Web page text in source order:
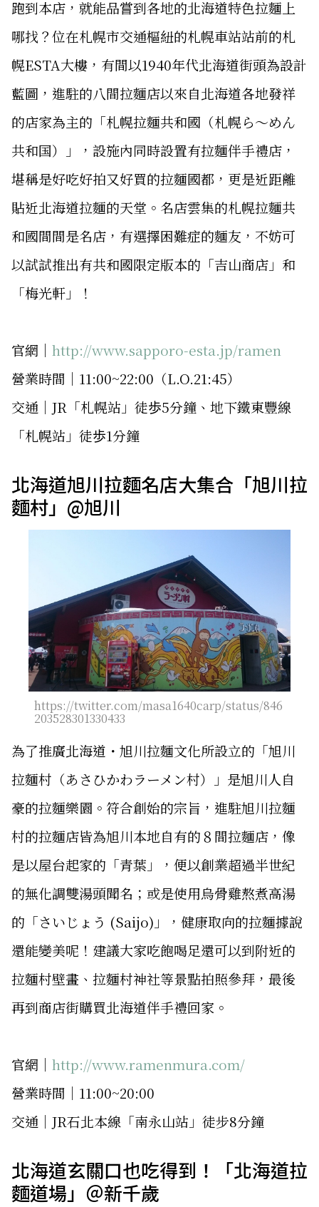
跑到本店，就能品嘗到各地的北海道特色拉麵上
哪找？位在札幌市交通樞紐的札幌車站站前的札
幌ESTA大樓，有間以1940年代北海道街頭為設計
藍圖，進駐的八間拉麵店以來自北海道各地發祥
的店家為主的「札幌拉麵共和國（札幌ら～めん
共和国）」，設施內同時設置有拉麵伴手禮店，
堪稱是好吃好拍又好買的拉麵國都，更是近距離
貼近北海道拉麵的天堂。名店雲集的札幌拉麵共
和國間間是名店，有選擇困難症的麵友，不妨可
以試試推出有共和國限定版本的「吉山商店」和
「梅光軒」！
官網｜ http://www.sapporo-esta.jp/ramen
營業時間｜11:00~22:00（L.O.21:45）
交通｜JR「札幌站」徒歩5分鐘、地下鐵東豐線
「札幌站」徒歩1分鐘
北海道旭川拉麵名店大集合「旭川拉
麵村」@旭川
https://twitter.com/masa1640carp/status/846
203528301330433
為了推廣北海道・旭川拉麵文化所設立的「旭川
拉麵村（あさひかわラーメン村）」是旭川人自
豪的拉麵樂園。符合創始的宗旨，進駐旭川拉麵
村的拉麵店皆為旭川本地自有的８間拉麵店，像
是以屋台起家的「青葉」，便以創業超過半世紀
的無化調雙湯頭聞名；或是使用烏骨雞熬煮高湯
的「さいじょう (Saijo)」，健康取向的拉麵據說
還能變美呢！建議大家吃飽喝足還可以到附近的
拉麵村壁畫、拉麵村神社等景點拍照參拜，最後
再到商店街購買北海道伴手禮回家。
官網｜ http://www.ramenmura.com/
營業時間｜11:00~20:00
交通｜JR石北本線「南永山站」徒步8分鐘
北海道玄關口也吃得到！「北海道拉
麵道場」＠新千歲